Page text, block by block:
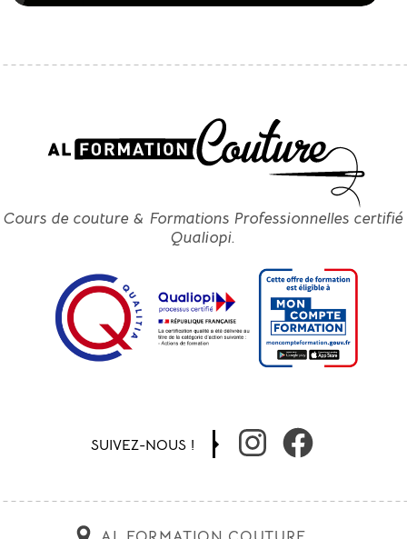
FORMATIONS
SERVICE RETOUCHES
COURS LOISIRS
Cours de couture & Formations Professionnelles certifié
Qualiopi.
SUIVEZ-NOUS !